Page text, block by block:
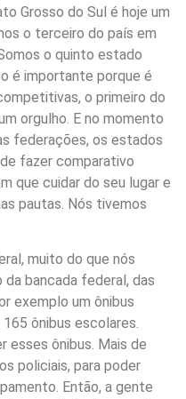
Grosso do Sul é hoje um
o terceiro do país em
o quinto estado
é importante porque é
o primeiro do
orgulho. E no momento
federações, os estados
fazer comparativo
que cuidar do seu lugar e
pautas. Nós tivemos
muito do que nós
bancada federal, das
exemplo um ônibus
ônibus escolares.
esses ônibus. Mais de
policiais, para poder
Então, a gente